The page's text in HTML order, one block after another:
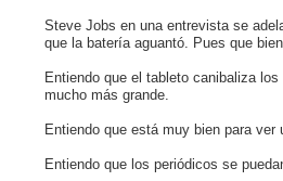
Steve Jobs en una entrevista se
que la batería aguantó. Pues que bien.
Entiendo que el tableto canibaliza
mucho más grande.
Entiendo que está muy bien para
Entiendo que los periódicos se